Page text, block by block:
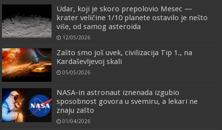
Udar, koji je skoro prepolovio Mesec —
krater veličine 1/10 planete ostavilo je nešto
više, od samog asteroida
12/05/2026
Zašto smo još uvek, civilizacija Tip 1., na
Kardaševljevoj skali
05/05/2026
NASA-in astronaut iznenada izgubio
sposobnost govora u svemiru, a lekari ne
znaju zašto
01/04/2026